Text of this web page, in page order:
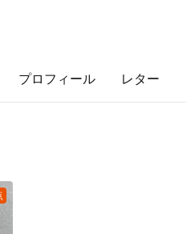
プロフィール レター